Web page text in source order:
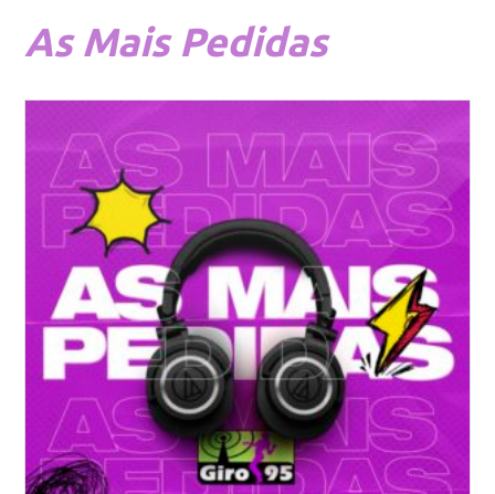
AsMais Pedidas